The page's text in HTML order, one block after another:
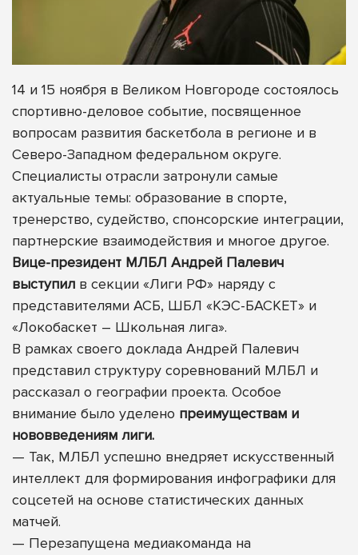
14 и 15 ноября в Великом Новгороде состоялось
спортивно-деловое событие, посвященное
вопросам развития баскетбола в регионе и в
Северо-Западном федеральном округе.
Специалисты отрасли затронули самые
актуальные темы: образование в спорте,
тренерство, судейство, спонсорские интеграции,
партнерские взаимодействия и многое другое.
Вице-президент МЛБЛ Андрей Палевич
выступил в секции «Лиги РФ» наряду с
представителями АСБ, ШБЛ «КЭС-БАСКЕТ» и
«Локобаскет – Школьная лига».
В рамках своего доклада Андрей Палевич
представил структуру соревнований МЛБЛ и
рассказал о географии проекта. Особое
внимание было уделено преимуществам и
нововведениям лиги.
— Так, МЛБЛ успешно внедряет искусственный
интеллект для формирования инфографики для
соцсетей на основе статистических данных
матчей.
— Перезапущена медиакоманда на